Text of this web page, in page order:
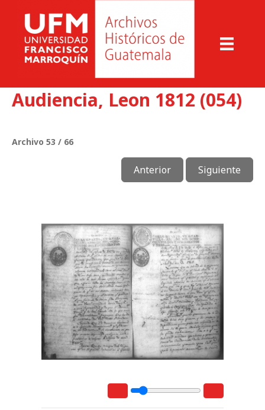
Audiencia, Leon 1812 (054)
Archivo 53 / 66
Anterior Siguiente